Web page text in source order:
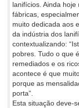
lanifícios. Ainda
fábricas,
muito dedicada aos
da indústria dos
contextualizando:
pobres. Tudo o que
remediados e os
acontece é que
porque as
porta”.
Esta situação deve-